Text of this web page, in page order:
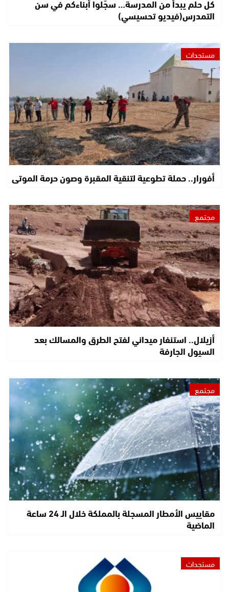
كل حلم يبدأ من المدرسة… سجّلوا أبناءكم في سن
التمدرس(فيديو تحسيسي)
مستجدات
أفورار.. حملة تطوعية لتنقية المقبرة وصون حرمة الموتى
مجتمع
أزيلال.. استنفار ميداني لفتح الطرق والمسالك بعد
السيول الجارفة
مجتمع
مقاييس الأمطار المسجلة بالمملكة خلال الـ 24 ساعة
الماضية
مستجدات